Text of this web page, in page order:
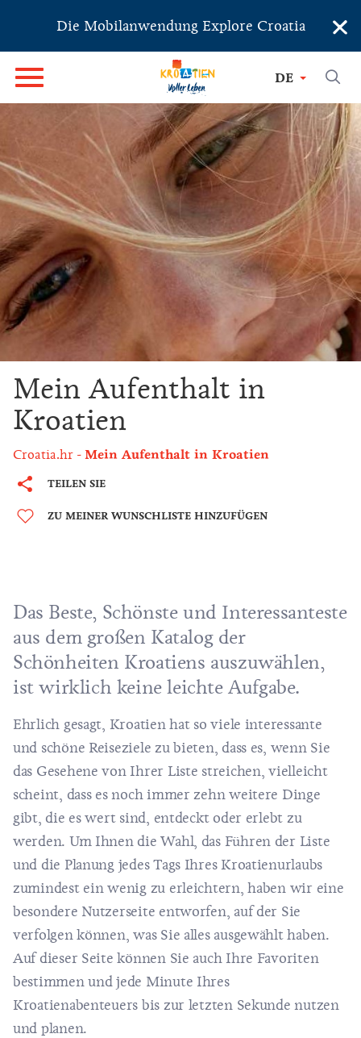
Die Mobilanwendung Explore Croatia ×
DE
Mein Aufenthalt in
Kroatien
Croatia.hr Mein Aufenthalt in Kroatien
TEILEN SIE
ZU MEINER WUNSCHLISTE HINZUFÜGEN
Das Beste, Schönste und Interessanteste
aus dem großen Katalog der
Schönheiten Kroatiens auszuwählen,
ist wirklich keine leichte Aufgabe.
Ehrlich gesagt, Kroatien hat so viele interessante
und schöne Reiseziele zu bieten, dass es, wenn Sie
das Gesehene von Ihrer Liste streichen, vielleicht
scheint, dass es noch immer zehn weitere Dinge
gibt, die es wert sind, entdeckt oder erlebt zu
werden. Um Ihnen die Wahl, das Führen der Liste
und die Planung jedes Tags Ihres Kroatienurlaubs
zumindest ein wenig zu erleichtern, haben wir eine
besondere Nutzerseite entworfen, auf der Sie
verfolgen können, was Sie alles ausgewählt haben.
Auf dieser Seite können Sie auch Ihre Favoriten
bestimmen und jede Minute Ihres
Kroatienabenteuers bis zur letzten Sekunde nutzen
und planen.